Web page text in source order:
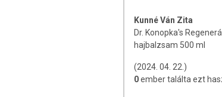
A termék nem belső
helyettesíti az orvosi
Ne lépje túl az ajánlott
az összetevők
használatát!
Kunné Ván Zita
Dr. Konopka's
hajbalzsam 500 ml
(2024. 04. 22.)
0ember találta ezt